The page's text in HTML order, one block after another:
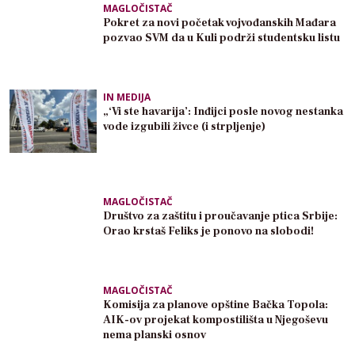
MAGLOČISTAČ
Pokret za novi početak vojvođanskih Mađara
pozvao SVM da u Kuli podrži studentsku listu
IN MEDIJA
„‘Vi ste havarija’: Inđijci posle novog nestanka
vode izgubili živce (i strpljenje)
MAGLOČISTAČ
Društvo za zaštitu i proučavanje ptica Srbije:
Orao krstaš Feliks je ponovo na slobodi!
MAGLOČISTAČ
Komisija za planove opštine Bačka Topola:
AIK-ov projekat kompostilišta u Njegoševu
nema planski osnov